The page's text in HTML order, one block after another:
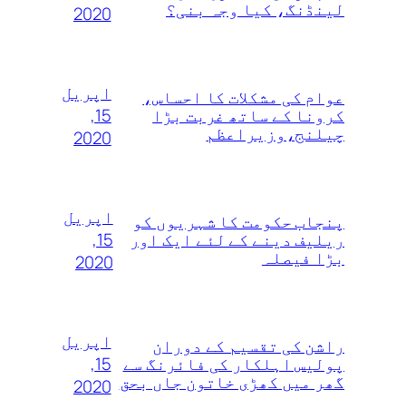
لینڈنگ، کیا وجہ بنی؟
2020
عوام کی مشکلات کا احساس،
کرونا کے ساتھ غربت بڑا
چیلنج،وزیراعظم
اپریل
15,
2020
پنجاب حکومت کا شہریوں کو
ریلیف دینے کے لئے ایک اور
بڑا فیصلہ
اپریل
15,
2020
راشن کی تقسیم کے دوران
پولیس اہلکار کی فائرنگ سے
گھر میں کھڑی خاتون جاں بحق
اپریل
15,
2020